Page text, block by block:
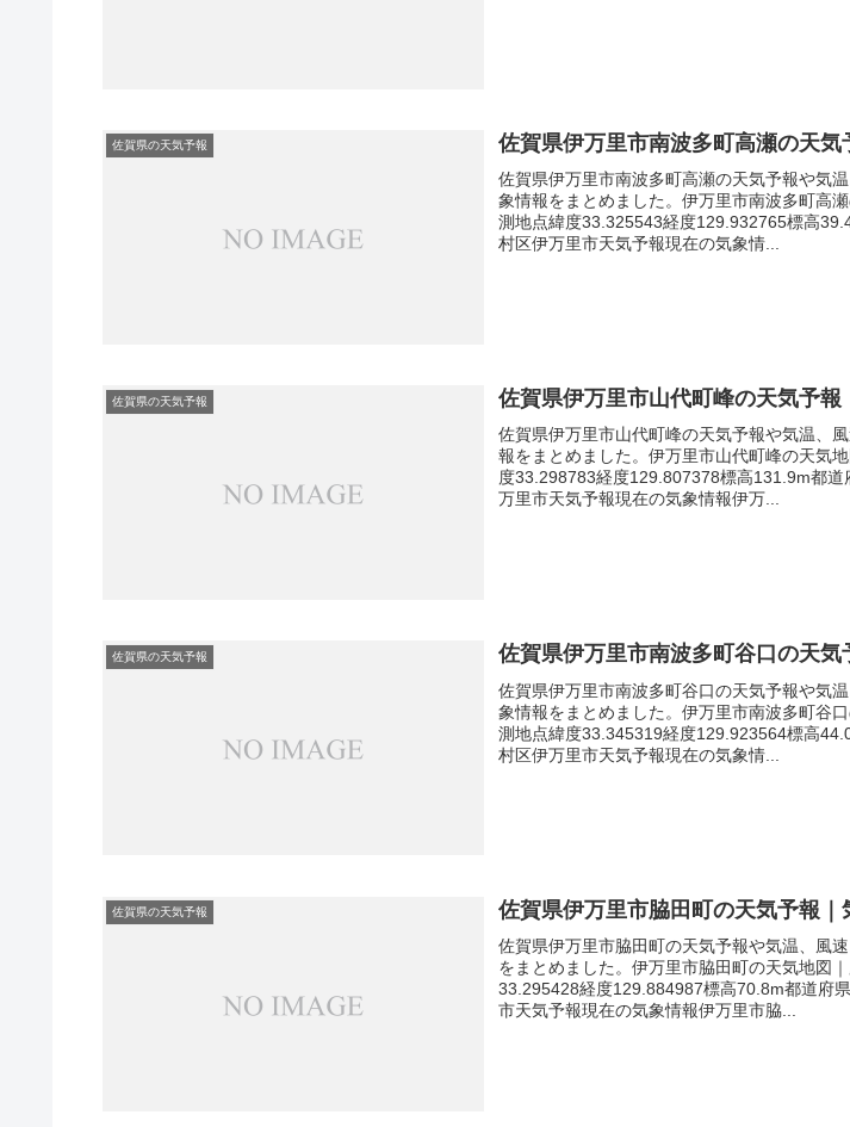
佐賀県の天気予報 佐賀県伊万里市南波多町高瀬の天気
佐賀県伊万里市南波多町高瀬の天気予報や気
象情報をまとめました。伊万里市南波多町高
測地点緯度33.325543経度129.932765標高
村区伊万里市天気予報現在の気象情...
佐賀県の天気予報 佐賀県伊万里市山代町峰の天気予報
佐賀県伊万里市山代町峰の天気予報や気温、
報をまとめました。伊万里市山代町峰の天気
度33.298783経度129.807378標高131.9m都道
万里市天気予報現在の気象情報伊万...
佐賀県の天気予報 佐賀県伊万里市南波多町谷口の天気
佐賀県伊万里市南波多町谷口の天気予報や気
象情報をまとめました。伊万里市南波多町谷
測地点緯度33.345319経度129.923564標高
村区伊万里市天気予報現在の気象情...
佐賀県の天気予報 佐賀県伊万里市脇田町の天気予報｜
佐賀県伊万里市脇田町の天気予報や気温、風
をまとめました。伊万里市脇田町の天気地図
33.295428経度129.884987標高70.8m都道府
市天気予報現在の気象情報伊万里市脇...